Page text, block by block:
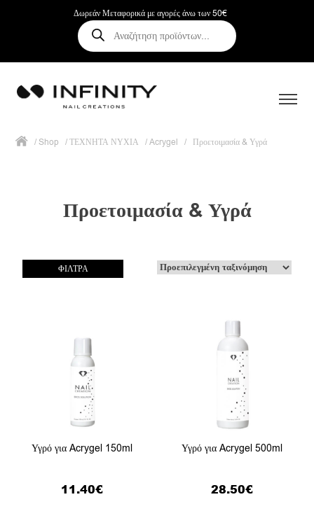
Δωρεάν Μεταφορικά με αγορές άνω των 50€
Αναζήτηση
προϊόντων
/Shop /ΤΕΧΝΗΤΑ ΝΥΧΙΑ /Acrygel / Προετοιμασία & Υγρά
Προετοιμασία & Υγρά
ΦΙΛΤΡΑ
Υγρό για Acrygel 150ml
11.40€
Υγρό για Acrygel 500ml
28.50€